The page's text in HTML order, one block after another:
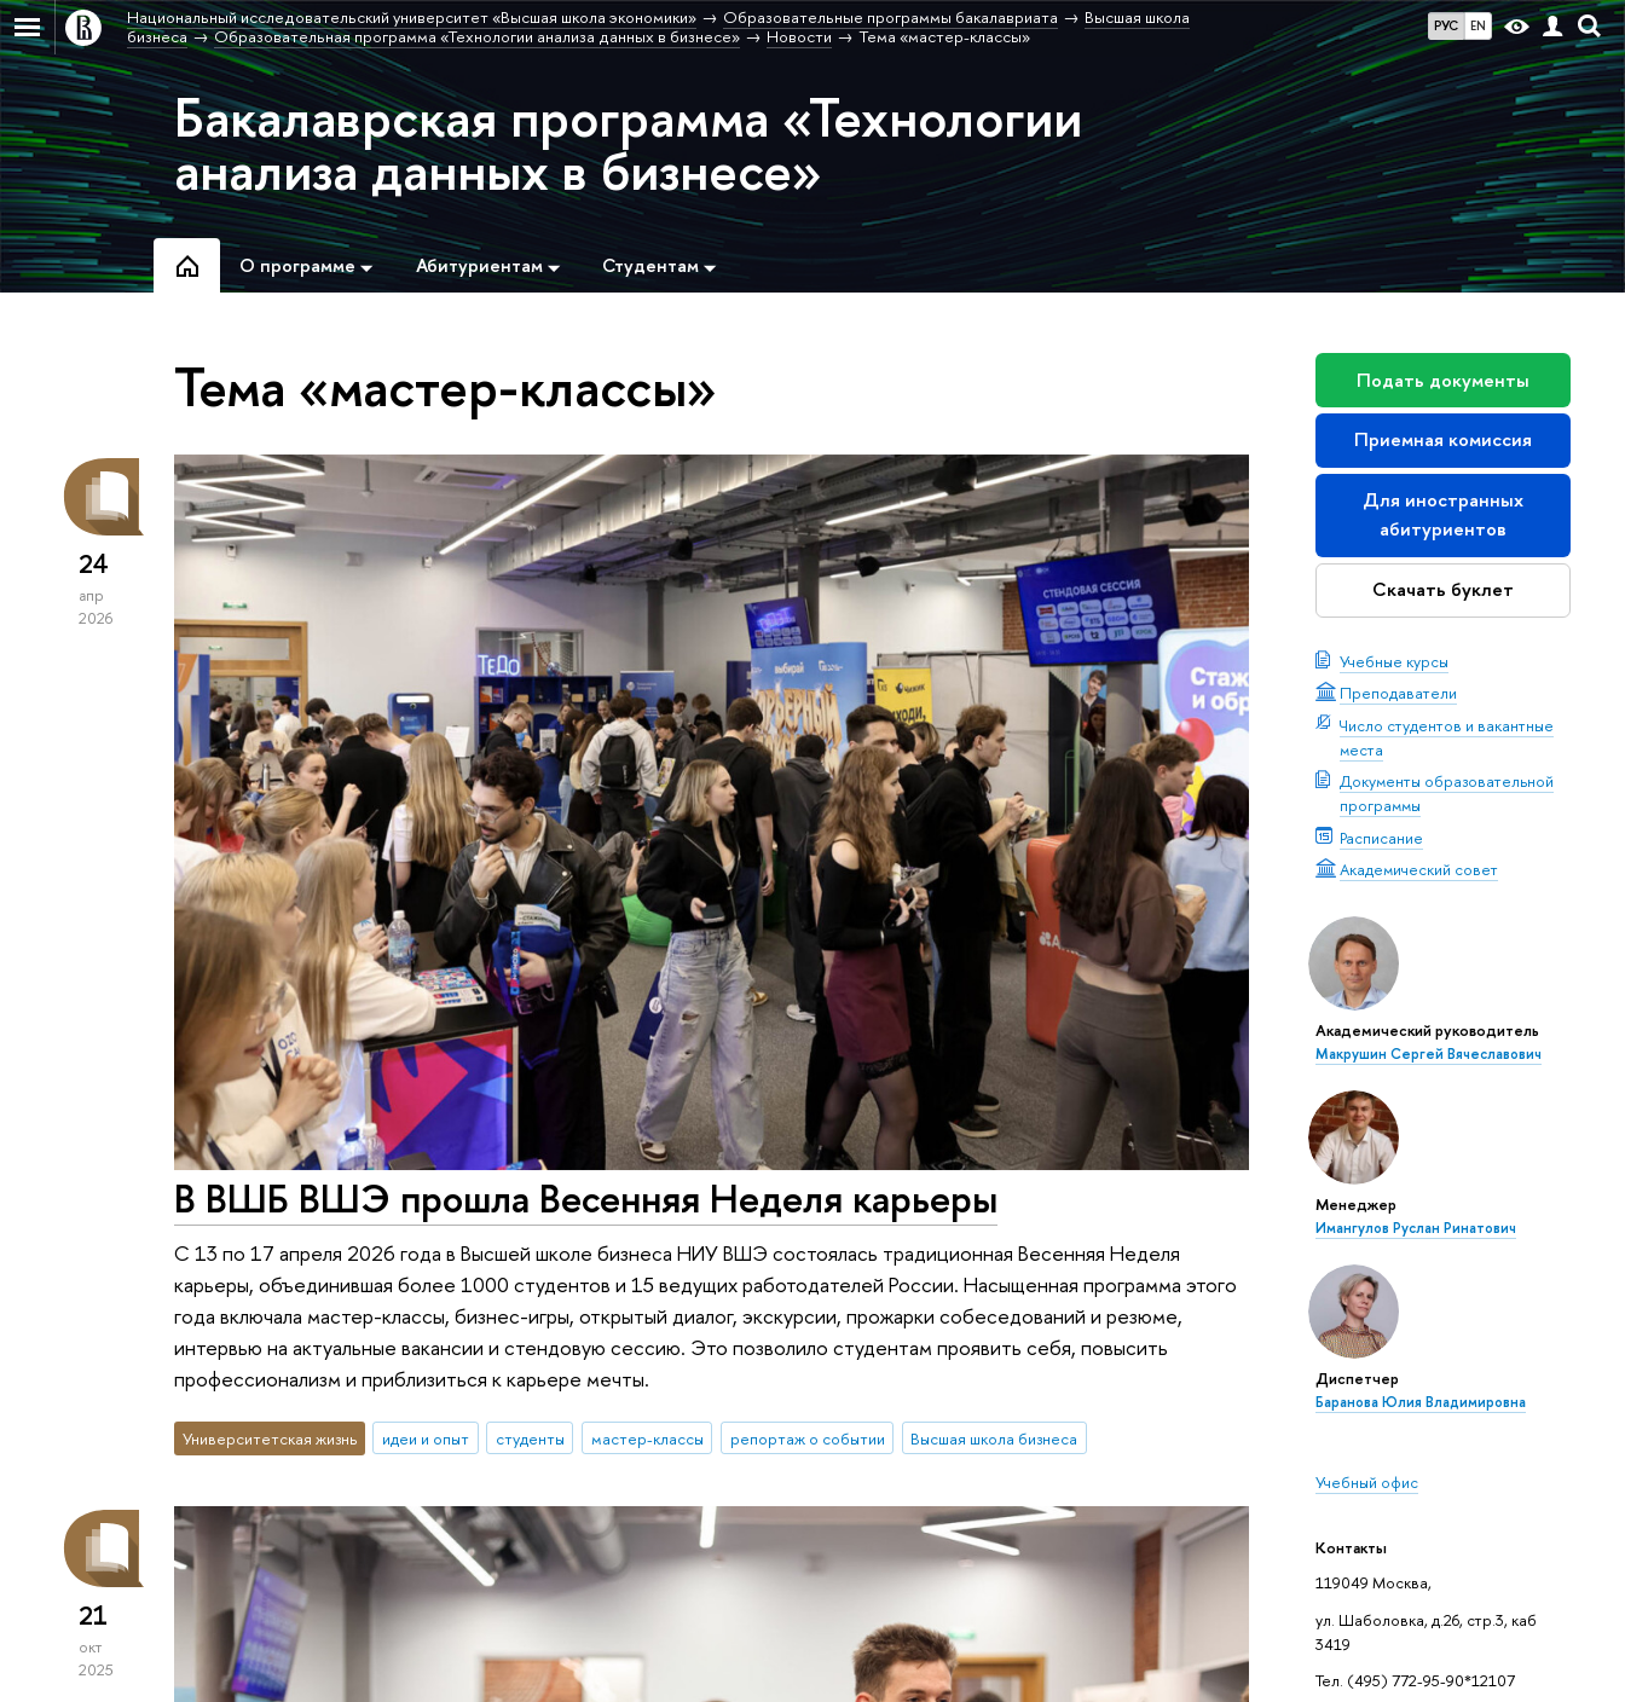
РУС EN
Национальный исследовательский университет «Высшая школа экономики» Образовательные программы бакалавриата
Высшая школа
бизнеса
Образовательная программа «Технологии анализа данных в бизнесе» Новости Тема «мастер-классы»
Бакалаврская программа «Технологии
анализа данных в бизнесе»
О программе Абитуриентам Студентам
Подать документы
Приемная комиссия
Для иностранных
абитуриентов
Скачать буклет
Учебные курсы
Преподаватели
Число студентов и вакантные
места
Документы образовательной
программы
Расписание
Академический совет
Академический руководитель
Макрушин Сергей Вячеславович
Менеджер
Имангулов Руслан Ринатович
Диспетчер
Баранова Юлия Владимировна
Учебный офис
Контакты
119049 Москва,
ул. Шаболовка, д.26, стр.3, каб
3419
Тел. (495) 772-95-90*12107
Тема «мастер-классы»
24
апр
2026
В ВШБ ВШЭ прошла Весенняя Неделя карьеры
С 13 по 17 апреля 2026 года в Высшей школе бизнеса НИУ ВШЭ состоялась традиционная Весенняя Неделя
карьеры, объединившая более 1000 студентов и 15 ведущих работодателей России. Насыщенная программа этого
года включала мастер-классы, бизнес-игры, открытый диалог, экскурсии, прожарки собеседований и резюме,
интервью на актуальные вакансии и стендовую сессию. Это позволило студентам проявить себя, повысить
профессионализм и приблизиться к карьере мечты.
Университетская жизнь идеи и опыт студенты мастер-классы репортаж о событии Высшая школа бизнеса
21
окт
2025